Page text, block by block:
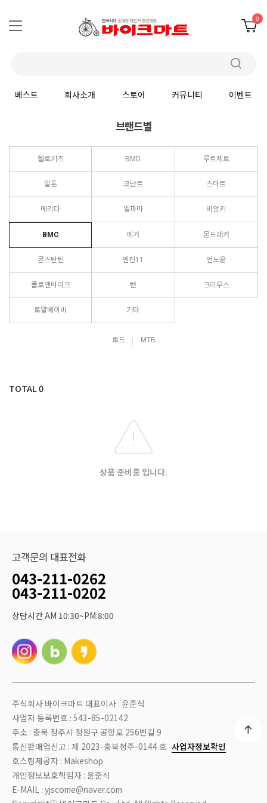
0
베스트 회사소개 스토어 커뮤니티 이벤트
브랜드별
헬로키즈 BMD 루트제로
알톤 코난트 스마트
메리다 엘파마 비앙키
BMC 예거 몬드래커
콘스탄틴 엔진11 언노운
폴로앤바이크 턴 크리우스
로얄베이비 기타
로드 MTB
TOTAL0
상품 준비중 입니다.
고객문의 대표전화
043-211-0262
043-211-0202
상담시간 AM 10:30~PM 8:00
주식회사 바이크마트 대표이사 : 윤준식
사업자 등록번호 : 543-85-02142
주소 : 충북 청주시 청원구 공항로 256번길 9
통신판매업신고 : 제 2023-충북청주-0144 호 사업자정보확인
호스팅제공자 : Makeshop
개인정보보호책임자 : 윤준식
E-MAIL : yjscome@naver.com